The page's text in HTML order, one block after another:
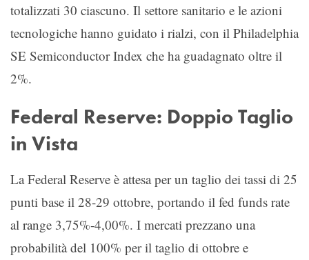
totalizzati 30 ciascuno. Il settore sanitario e le azioni
tecnologiche hanno guidato i rialzi, con il Philadelphia
SE Semiconductor Index che ha guadagnato oltre il
2%.
Federal Reserve: Doppio Taglio
in Vista
La Federal Reserve è attesa per un taglio dei tassi di 25
punti base il 28-29 ottobre, portando il fed funds rate
al range 3,75%-4,00%. I mercati prezzano una
probabilità del 100% per il taglio di ottobre e